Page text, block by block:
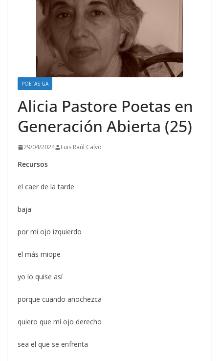
POETAS GA
Alicia Pastore Poetas en
Generación Abierta (25)
29/04/2024 Luis Raúl Calvo
Recursos
el caer de la tarde
baja
por mi ojo izquierdo
el más miope
yo lo quise así
porque cuando anochezca
quiero que mí ojo derecho
sea el que se enfrenta